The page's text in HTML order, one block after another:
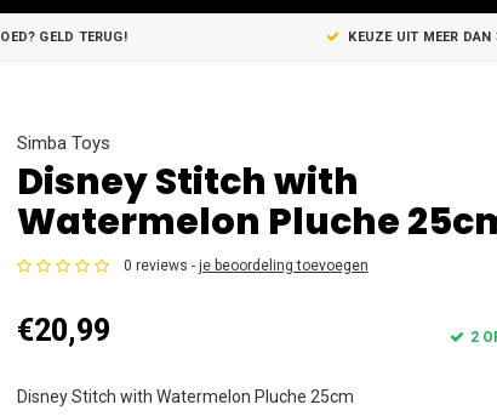
GELD TERUG! KEUZE UIT MEER
Simba Toys
Disney Stitch with
Watermelon Pluche
0 reviews - je beoordeling toevoegen
€20,99 2
Disney Stitch with Watermelon Pluche 25cm